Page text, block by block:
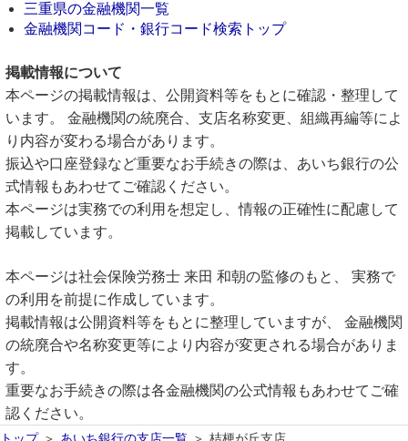
三重県の金融機関一覧
金融機関コード・銀行コード検索トップ
掲載情報について
本ページの掲載情報は、公開資料等をもとに確認・整理して
います。 金融機関の統廃合、支店名称変更、組織再編等によ
り内容が変わる場合があります。
振込や口座登録など重要なお手続きの際は、あいち銀行の公
式情報もあわせてご確認ください。
本ページは実務での利用を想定し、情報の正確性に配慮して
掲載しています。
本ページは社会保険労務士 来田 和朝の監修のもと、 実務で
の利用を前提に作成しています。
掲載情報は公開資料等をもとに整理していますが、 金融機関
の統廃合や名称変更等により内容が変更される場合がありま
す。
重要なお手続きの際は各金融機関の公式情報もあわせてご確
認ください。